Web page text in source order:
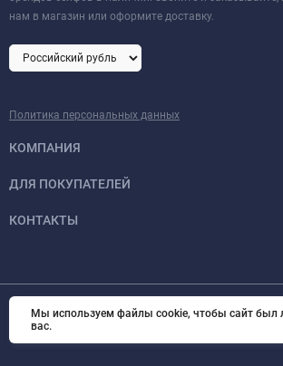
нам в магазин или оформите доставку.
Политика персональных данных
КОМПАНИЯ
ДЛЯ ПОКУПАТЕЛЕЙ
КОНТАКТЫ
© 2026 Format-safe.ru Все права
Мы используем файлы cookie, чтобы сайт был
вас.